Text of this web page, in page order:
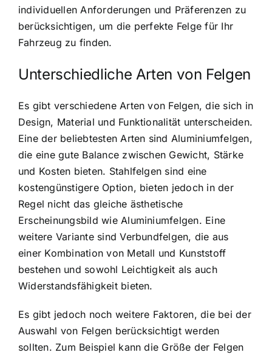
individuellen Anforderungen und Präferenzen zu
berücksichtigen, um die perfekte Felge für Ihr
Fahrzeug zu finden.
Unterschiedliche Arten von Felgen
Es gibt verschiedene Arten von Felgen, die sich in
Design, Material und Funktionalität unterscheiden.
Eine der beliebtesten Arten sind Aluminiumfelgen,
die eine gute Balance zwischen Gewicht, Stärke
und Kosten bieten. Stahlfelgen sind eine
kostengünstigere Option, bieten jedoch in der
Regel nicht das gleiche ästhetische
Erscheinungsbild wie Aluminiumfelgen. Eine
weitere Variante sind Verbundfelgen, die aus
einer Kombination von Metall und Kunststoff
bestehen und sowohl Leichtigkeit als auch
Widerstandsfähigkeit bieten.
Es gibt jedoch noch weitere Faktoren, die bei der
Auswahl von Felgen berücksichtigt werden
sollten. Zum Beispiel kann die Größe der Felgen